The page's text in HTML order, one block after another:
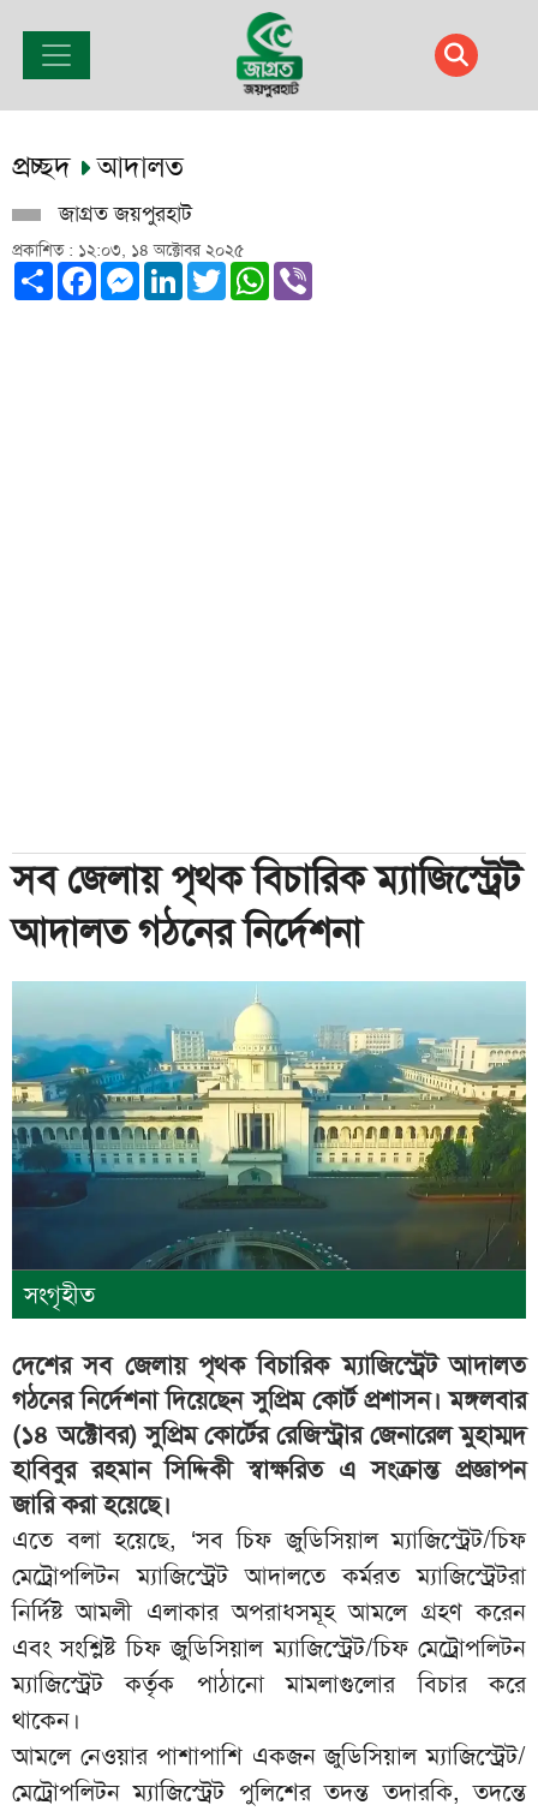
প্রচ্ছদ আদালত
জাগ্রত জয়পুরহাট
প্রকাশিত : ১২:০৩, ১৪ অক্টোবর ২০২৫
ShareFacebook
Messenger
LinkedIn
TwitterWhatsApp
সব জেলায় পৃথক বিচারিক ম্যাজিস্ট্রেট
আদালত গঠনের নির্দেশনা
সংগৃহীত
দেশের সব জেলায় পৃথক বিচারিক ম্যাজিস্ট্রেট আদালত
গঠনের নির্দেশনা দিয়েছেন সুপ্রিম কোর্ট প্রশাসন। মঙ্গলবার
(১৪ অক্টোবর) সুপ্রিম কোর্টের রেজিস্ট্রার জেনারেল মুহাম্মদ
হাবিবুর রহমান সিদ্দিকী স্বাক্ষরিত এ সংক্রান্ত প্রজ্ঞাপন
জারি করা হয়েছে।
এতে বলা হয়েছে, ‘সব চিফ জুডিসিয়াল ম্যাজিস্ট্রেট/চিফ
মেট্রোপলিটন ম্যাজিস্ট্রেট আদালতে কর্মরত ম্যাজিস্ট্রেটরা
নির্দিষ্ট আমলী এলাকার অপরাধসমূহ আমলে গ্রহণ করেন
এবং সংশ্লিষ্ট চিফ জুডিসিয়াল ম্যাজিস্ট্রেট/চিফ মেট্রোপলিটন
ম্যাজিস্ট্রেট কর্তৃক পাঠানো মামলাগুলোর বিচার করে
থাকেন।
আমলে নেওয়ার পাশাপাশি একজন জুডিসিয়াল ম্যাজিস্ট্রেট/
মেট্রোপলিটন ম্যাজিস্ট্রেট পুলিশের তদন্ত তদারকি, তদন্তে